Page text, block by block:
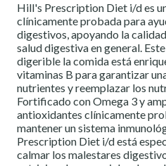
Hill's Prescription Diet i/d es
clínicamente probada para
digestivos, apoyando la
salud digestiva en general.
digerible la comida está
vitaminas B para garantizar
nutrientes y reemplazar los
Fortificado con Omega 3 y
antioxidantes clínicamente
mantener un sistema
Prescription Diet i/d está
calmar los malestares